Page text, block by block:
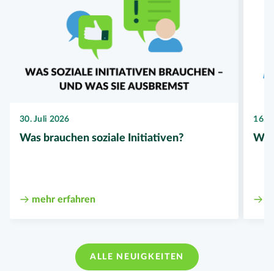
30. Juli 2026
Was brauchen soziale Initiativen?
mehr erfahren
16.
ALLE NEUIGKEITEN